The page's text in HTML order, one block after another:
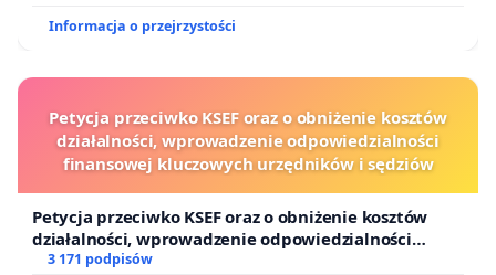
Informacja o przejrzystości
Petycja przeciwko KSEF oraz o obniżenie kosztów
działalności, wprowadzenie odpowiedzialności
finansowej kluczowych urzędników i sędziów
Petycja przeciwko KSEF oraz o obniżenie kosztów
działalności, wprowadzenie odpowiedzialności
finansowej kluczowych urzędników i sędziów
3 171 podpisów